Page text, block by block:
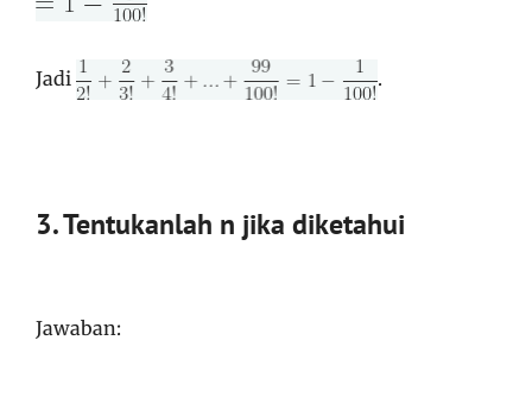
Jadi .
3. Tentukanlah n jika diketahui
Jawaban: